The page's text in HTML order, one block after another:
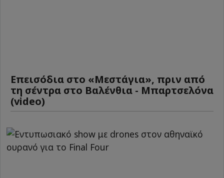
Επεισόδια στο «Μεστάγια», πριν από
τη σέντρα στο Βαλένθια - Μπαρτσελόνα
(video)